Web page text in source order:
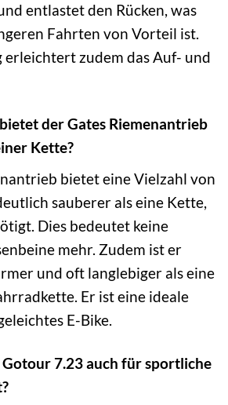
entlastet den Rücken, was
Fahrten von Vorteil ist.
erleichtert zudem das Auf- und
der Gates Riemenantrieb
Kette?
bietet eine Vielzahl von
sauberer als eine Kette,
Dies bedeutet keine
mehr. Zudem ist er
und oft langlebiger als eine
Er ist eine ideale
E-Bike.
Gotour 7.23 auch für sportliche